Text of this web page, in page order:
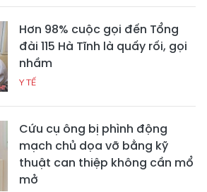
Hơn 98% cuộc gọi đến Tổng
đài 115 Hà Tĩnh là quấy rối, gọi
nhầm
Y TẾ
Cứu cụ ông bị phình động
mạch chủ dọa vỡ bằng kỹ
thuật can thiệp không cần mổ
mở